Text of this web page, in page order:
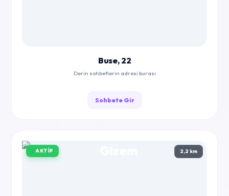
Buse, 22
Derin sohbetlerin adresi burası
Sohbete Gir
AKTIF 2,2 km